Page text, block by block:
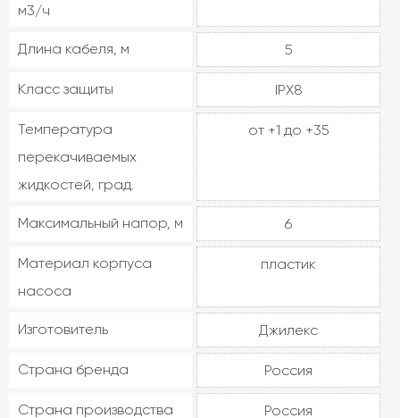
м3/ч
Длина кабеля, м 5
Класс защиты IPX8
Температура
перекачиваемых
жидкостей, град.
от +1 до +35
Максимальный напор, м 6
Материал корпуса
насоса
пластик
Изготовитель Джилекс
Страна бренда Россия
Страна производства Россия